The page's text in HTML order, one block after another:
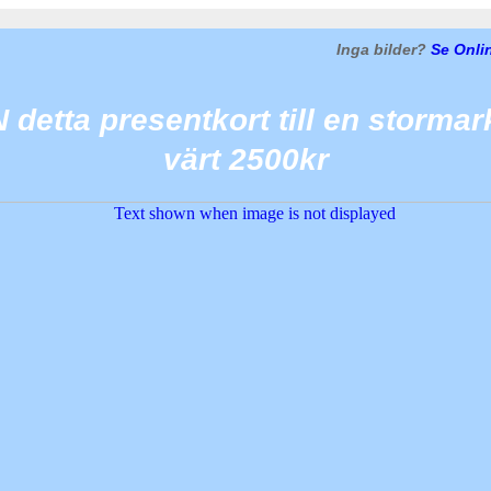
Inga bilder? Se
detta presentkort till en
värt 2500kr